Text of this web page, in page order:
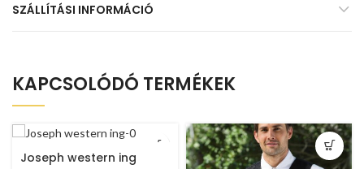
SZÁLLÍTÁSI INFORMÁCIÓ
KAPCSOLÓDÓ TERMÉKEK
Joseph western ing